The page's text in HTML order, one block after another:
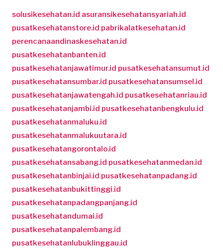
solusikesehatan.id asuransikesehatansyariah.id
pusatkesehatanstore.id pabrikalatkesehatan.id
perencanaandinaskesehatan.id
pusatkesehatanbanten.id
pusatkesehatanjawatimur.id pusatkesehatansumut.id
pusatkesehatansumbar.id pusatkesehatansumsel.id
pusatkesehatanjawatengah.id pusatkesehatanriau.id
pusatkesehatanjambi.id pusatkesehatanbengkulu.id
pusatkesehatanmaluku.id
pusatkesehatanmalukuutara.id
pusatkesehatangorontalo.id
pusatkesehatansabang.id pusatkesehatanmedan.id
pusatkesehatanbinjai.id pusatkesehatanpadang.id
pusatkesehatanbukittinggi.id
pusatkesehatanpadangpanjang.id
pusatkesehatandumai.id
pusatkesehatanpalembang.id
pusatkesehatanlubuklinggau.id